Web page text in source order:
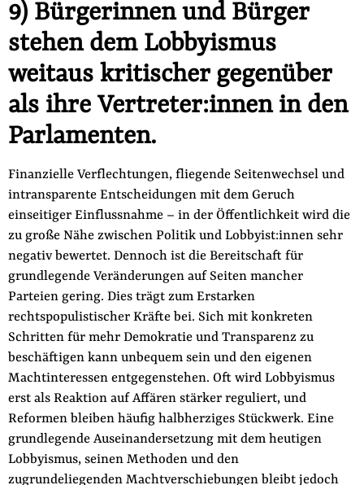
9) Bürgerinnen und Bürger
stehen dem Lobbyismus
weitaus kritischer gegenüber
als ihre Vertreter:innen in den
Parlamenten.
Finanzielle Verflechtungen, fliegende Seitenwechsel und
intrans­parente Entscheidungen mit dem Geruch
einseitiger Einfluss­nahme – in der Öffentlichkeit wird die
zu große Nähe zwischen Politik und Lobbyist:innen sehr
negativ bewertet. Dennoch ist die Bereitschaft für
grundlegende Veränderungen auf Seiten mancher
Parteien gering. Dies trägt zum Erstarken
rechtspopulistischer Kräfte bei. Sich mit konkreten
Schritten für mehr Demokratie und Transparenz zu
beschäftigen kann unbequem sein und den eigenen
Machtinteressen entgegenstehen. Oft wird Lobbyismus
erst als Reaktion auf Affären stärker reguliert, und
Reformen blei­ben häufig halbherziges Stückwerk. Eine
grundlegende Auseinan­dersetzung mit dem heutigen
Lobbyismus, seinen Methoden und den
zugrundeliegenden Machtverschiebungen bleibt jedoch